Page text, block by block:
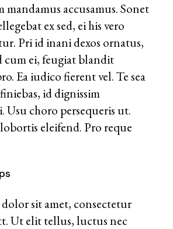
mandamus accusamus. Sonet
ex sed, ei his vero
Pri id inani dexos ornatus,
ei, feugiat blandit
Ea iudico fierent vel. Te sea
id dignissim
Usu choro persequeris ut.
eleifend. Pro reque
sit amet, consectetur
Ut elit tellus, luctus nec